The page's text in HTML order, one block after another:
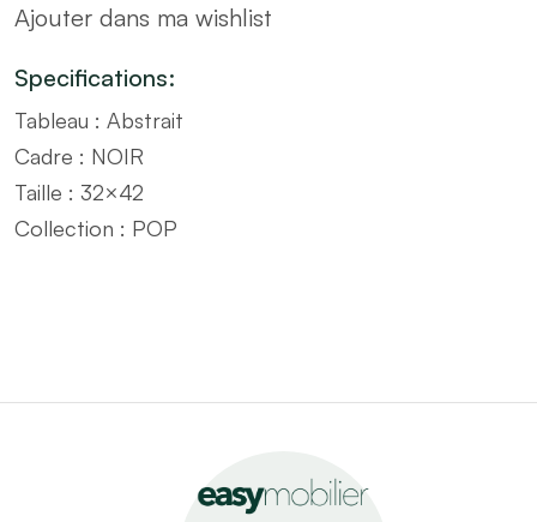
noir
–
Taille
32x42
quantity
Ajouter dans ma wishlist
Specifications:
Tableau : Abstrait
Cadre : NOIR
Taille : 32×42
Collection : POP